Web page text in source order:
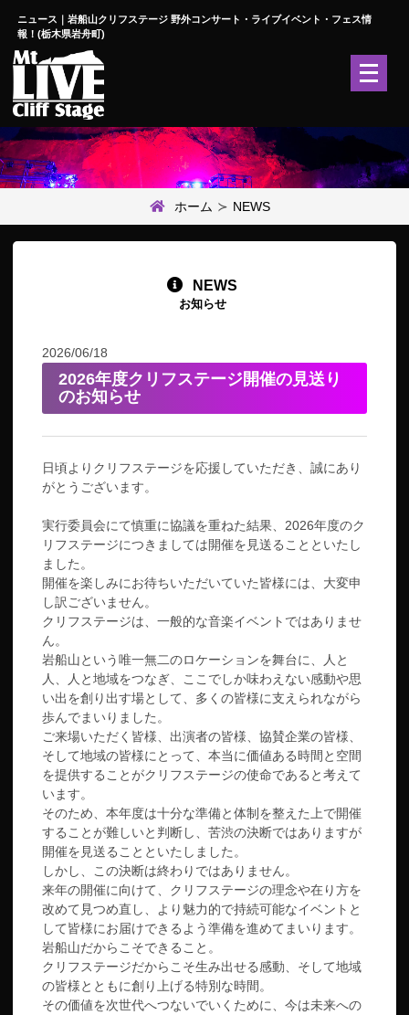
ニュース｜岩船山クリフステージ 野外コンサート・ライブイベント・フェス情
報！(栃木県岩舟町)
メ
ニ
を
開
く
ホーム
NEWS
NEWS
お知らせ
2026/06/18
2026年度クリフステージ開催の見送り
のお知らせ
日頃よりクリフステージを応援していただき、誠にあり
がとうございます。
実行委員会にて慎重に協議を重ねた結果、2026年度のク
リフステージにつきましては開催を見送ることといたし
ました。
開催を楽しみにお待ちいただいていた皆様には、大変申
し訳ございません。
クリフステージは、一般的な音楽イベントではありませ
ん。
岩船山という唯一無二のロケーションを舞台に、人と
人、人と地域をつなぎ、ここでしか味わえない感動や思
い出を創り出す場として、多くの皆様に支えられながら
歩んでまいりました。
ご来場いただく皆様、出演者の皆様、協賛企業の皆様、
そして地域の皆様にとって、本当に価値ある時間と空間
を提供することがクリフステージの使命であると考えて
います。
そのため、本年度は十分な準備と体制を整えた上で開催
することが難しいと判断し、苦渋の決断ではありますが
開催を見送ることといたしました。
しかし、この決断は終わりではありません。
来年の開催に向けて、クリフステージの理念や在り方を
改めて見つめ直し、より魅力的で持続可能なイベントと
して皆様にお届けできるよう準備を進めてまいります。
岩船山だからこそできること。
クリフステージだからこそ生み出せる感動、そして地域
の皆様とともに創り上げる特別な時間。
その価値を次世代へつないでいくために、今は未来への